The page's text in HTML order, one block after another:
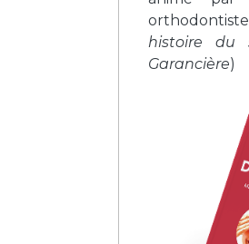
histoire du
Garancière)